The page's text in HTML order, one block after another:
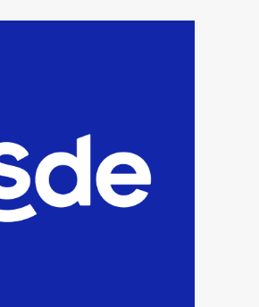
La Bolsa de Cereales de
que intentaron evadir a
la Policía fueron
detenidos por
comercialización de
drogas en la tarde del
sábado